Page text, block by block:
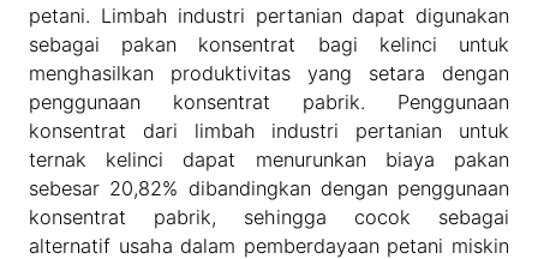
petani. Limbah industri pertanian dapat digunakan
sebagai pakan konsentrat bagi kelinci untuk
menghasilkan produktivitas yang setara dengan
penggunaan konsentrat pabrik. Penggunaan
konsentrat dari limbah industri pertanian untuk
ternak kelinci dapat menurunkan biaya pakan
sebesar 20,82% dibandingkan dengan penggunaan
konsentrat pabrik, sehingga cocok sebagai
alternatif usaha dalam pemberdayaan petani miskin